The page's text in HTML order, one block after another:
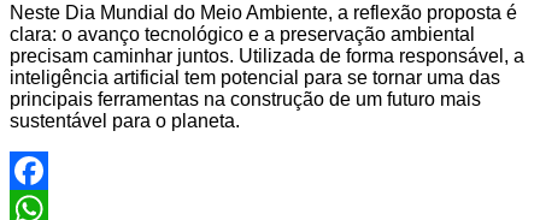
Neste Dia Mundial do Meio Ambiente, a reflexão proposta é
clara: o avanço tecnológico e a preservação ambiental
precisam caminhar juntos. Utilizada de forma responsável, a
inteligência artificial tem potencial para se tornar uma das
principais ferramentas na construção de um futuro mais
sustentável para o planeta.
Facebook